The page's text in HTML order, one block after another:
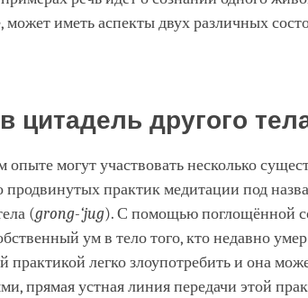
может иметь аспекты двух различных
цитадель другого
могут участвовать несколько
продвинутых практик медитации под
(grong-‘jug). С помощью поглощённой
ум в тело того, кто недавно
практикой легко злоупотребить и она
прямая устная линия передачи этой